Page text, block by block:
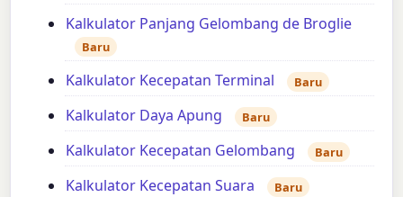
Kalkulator Panjang Gelombang de Broglie
Baru
Kalkulator Kecepatan Terminal Baru
Kalkulator Daya Apung Baru
Kalkulator Kecepatan Gelombang Baru
Kalkulator Kecepatan Suara Baru